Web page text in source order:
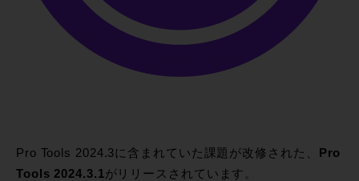
Pro Tools 2024.3に含まれていた課題が改修された、
Pro
Tools 2024.3.1がリリースされています。